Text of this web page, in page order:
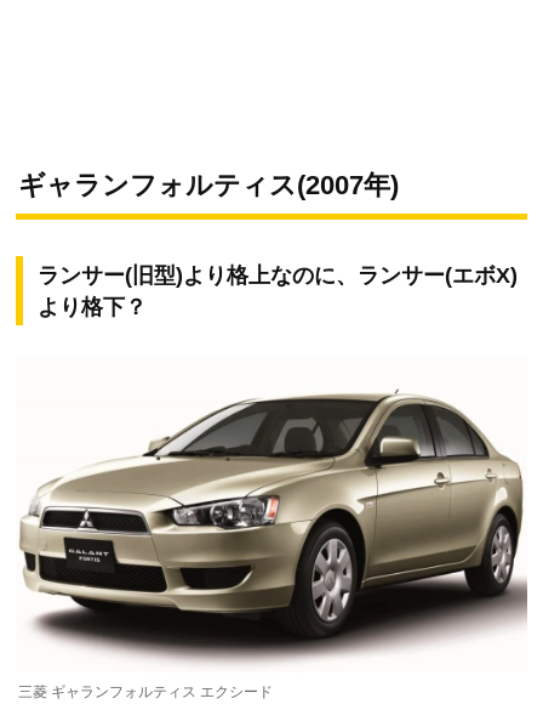
ギャランフォルティス(2007年)
ランサー(旧型)より格上なのに、ランサー(エボX)
より格下？
三菱 ギャランフォルティス エクシード